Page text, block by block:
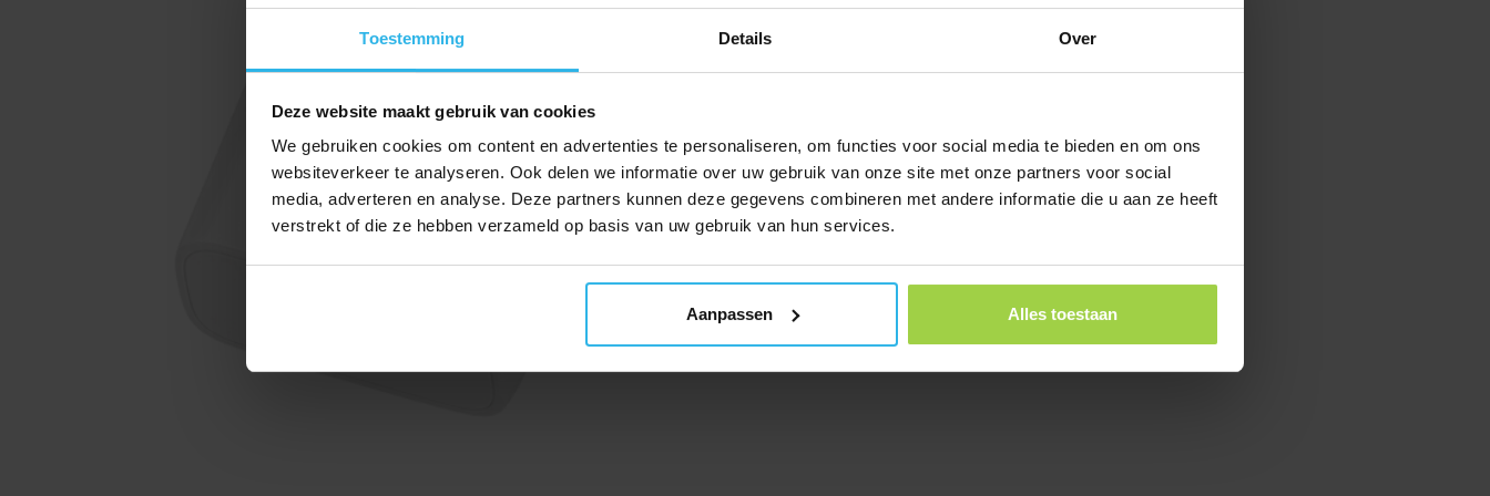
Toestemming Details Over
Deze website maakt gebruik van cookies
We gebruiken cookies om content en advertenties te personaliseren, om functies voor social media te bieden en om ons
websiteverkeer te analyseren. Ook delen we informatie over uw gebruik van onze site met onze partners voor social
media, adverteren en analyse. Deze partners kunnen deze gegevens combineren met andere informatie die u aan ze heeft
verstrekt of die ze hebben verzameld op basis van uw gebruik van hun services.
Aanpassen Alles toestaan